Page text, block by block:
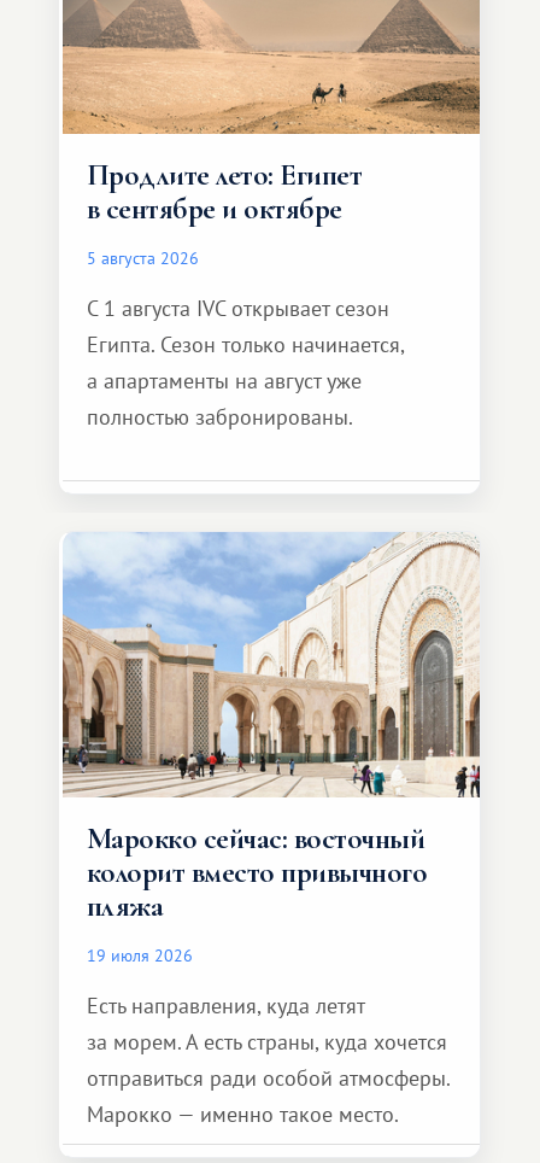
Продлите лето: Египет
в сентябре и октябре
5 августа 2026
С 1 августа IVC открывает сезон
Египта. Сезон только начинается,
а апартаменты на август уже
полностью забронированы.
Марокко сейчас: восточный
колорит вместо привычного
пляжа
19 июля 2026
Есть направления, куда летят
за морем. А есть страны, куда хочется
отправиться ради особой атмосферы.
Марокко — именно такое место.